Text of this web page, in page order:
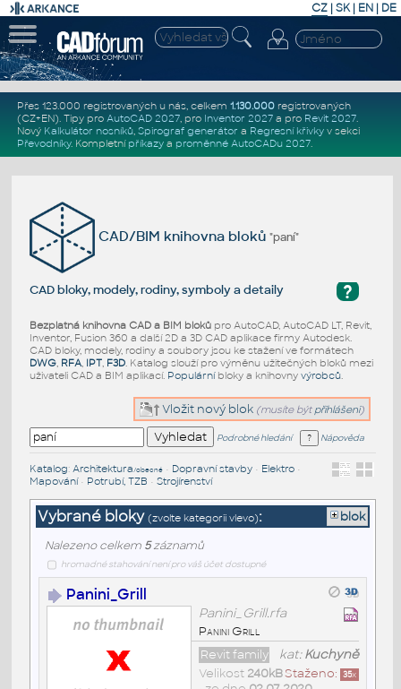
CZ | SK| EN | DE
Přes 123.000 registrovaných u nás, celkem 1.130.000registrovaných
(CZ+EN). Tipy pro AutoCAD 2027, pro Inventor 2027a pro Revit 2027.
Nový Kalkulátor nosníků, Spirograf generátor a Regresní křivkyv sekci
Převodníky. Kompletní příkazya proměnné AutoCADu 2027.
CAD/BIM knihovna bloků"paní"
?
CAD bloky, modely, rodiny, symboly a detaily
Bezplatná knihovna CAD a BIM blokůpro AutoCAD, AutoCAD LT, Revit,
Inventor, Fusion 360 a další 2D a 3D CAD aplikace firmy Autodesk.
CAD bloky, modely, rodiny a soubory jsou ke stažení ve formátech
DWG, RFA, IPT, F3D. Katalog slouží pro výměnu užitečných bloků mezi
uživateli CAD a BIM aplikací. Populárníbloky a knihovny výrobců.
Vložit nový blok (musíte být přihlášeni)
Podrobné hledání Nápověda
Katalog: Architektura/obecné• Dopravní stavby• Elektro•
Mapování• Potrubí, TZB • Strojírenství
Vybrané bloky (zvolte kategorii vlevo): blok
Nalezeno celkem 5záznamů
hromadné stahování není pro váš účet dostupné
Panini_Grill
Panini_Grill.rfa
Panini Grill
kat:Kuchyně
Revit family
Staženo: 35x
Velikost 240kB